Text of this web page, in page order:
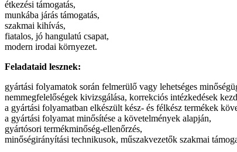
étkezési támogatás,
munkába járás támogatás,
szakmai kihívás,
fiatalos, jó hangulatú csapat,
modern irodai környezet.
Feladataid lesznek:
gyártási folyamatok során felmerülő vagy lehetséges
nemmegfelelőségek kivizsgálása, korrekciós intézkedések
a gyártási folyamatban elkészült kész- és félkész termékek
a gyártási folyamat minősítése a követelmények alapján,
gyártósori termékminőség-ellenőrzés,
minőségirányítási technikusok, műszakvezetők szakmai